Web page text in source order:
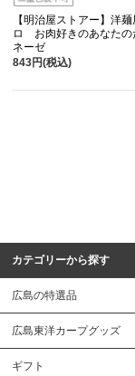
【明治屋ストアー】洋麺
ロ お肉好きのあなたの
ネーゼ
843円(税込)
カテゴリーから探す
広島の特選品
広島東洋カープグッズ
ギフト